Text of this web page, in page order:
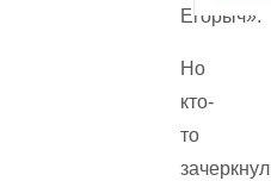
Егорыч».
Но
кто-
то
зачеркнул